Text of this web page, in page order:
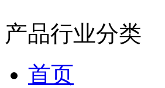
产品行业分类
首页